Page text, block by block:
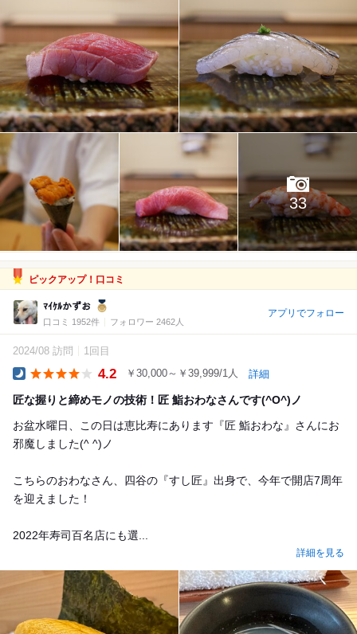
33
ピックアップ！口コミ
ﾏｲｹﾙかずお
口コミ 1952件 フォロワー 2462人
アプリでフォロー
2024/08 訪問 1回目
4.2 ￥30,000～￥39,999/1人 詳細
匠な握りと締めモノの技術！匠 鮨おわなさんです(^O^)ノ
お盆水曜日、この日は恵比寿にあります『匠 鮨おわな』さんにお
邪魔しました(^ ^)ノ
こちらのおわなさん、四谷の『すし匠』出身で、今年で開店7周年
を迎えました！
2022年寿司百名店にも選...
詳細を見る